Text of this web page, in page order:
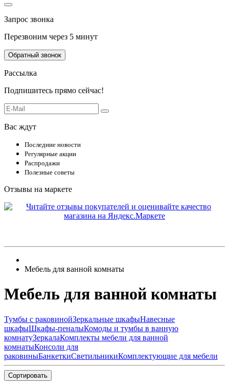
Запрос звонка
Перезвоним через 5 минут
Обратный звонок
Рассылка
Подпишитесь прямо сейчас!
Вас ждут
Последние новости
Регулярные акции
Распродажи
Полезные советы
Отзывы на маркете
Мебель для ванной комнаты
Мебель для ванной комнаты
Тумбы с раковинойЗеркальные шкафыНавесные
шкафыШкафы-пеналыКомоды и тумбы в ванную
комнатуЗеркалаКомплекты мебели для ванной
комнатыКонсоли для
раковиныБанкеткиСветильникиКомплектующие для мебели
Сортировать